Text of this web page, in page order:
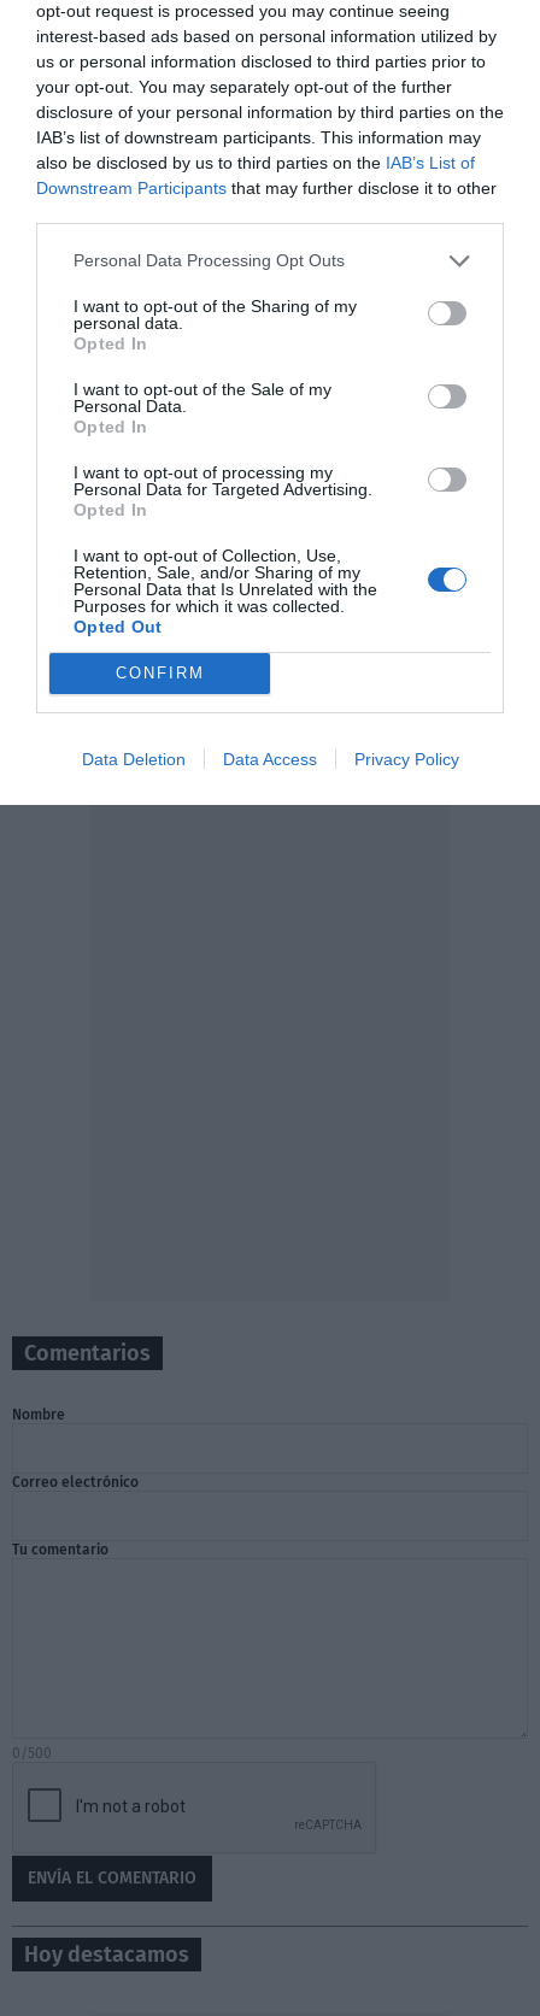
opt-out request is processed you may continue seeing
interest-based ads based on personal information utilized by
us or personal information disclosed to third parties prior to
your opt-out. You may separately opt-out of the further
disclosure of your personal information by third parties on the
IAB’s list of downstream participants. This information may
also be disclosed by us to third parties on the IAB’s List of
Downstream Participants that may further disclose it to other
Personal Data Processing Opt Outs
I want to opt-out of the Sharing of my
personal data.
Opted In
I want to opt-out of the Sale of my
Personal Data.
Opted In
I want to opt-out of processing my
Personal Data for Targeted Advertising.
Opted In
I want to opt-out of Collection, Use,
Retention, Sale, and/or Sharing of my
Personal Data that Is Unrelated with the
Purposes for which it was collected.
Opted Out
CONFIRM
Data Deletion Data Access Privacy Policy
dos mujeres: Consuelo Hernández y Lita Cabellut.Pero
para conocer de verdad a las mujeres más destacadas del
arte en la historia Diario Sabemos recomienda visitar el
blog de Concha Mayordomo,
http://conchamayordomo.com/mujeres-en-el-arte/ , donde
podremos conocer el legado importante que han aportado
a la creación y a la Bellas Artes mujeres -a veces
Chapin, Alexia Miranda, Helena Almeida, Joaquín
Zamora o María Izquierdo.
Foto Yolanda Lalonso
AñadirDiarioSabemoscomo fuente preferida de
Google de forma gratuita
Mantente informado con las últimas noticias de actualidad.
Comentarios
Nombre
Correo electrónico
Tu comentario
0/500
Hoy destacamos